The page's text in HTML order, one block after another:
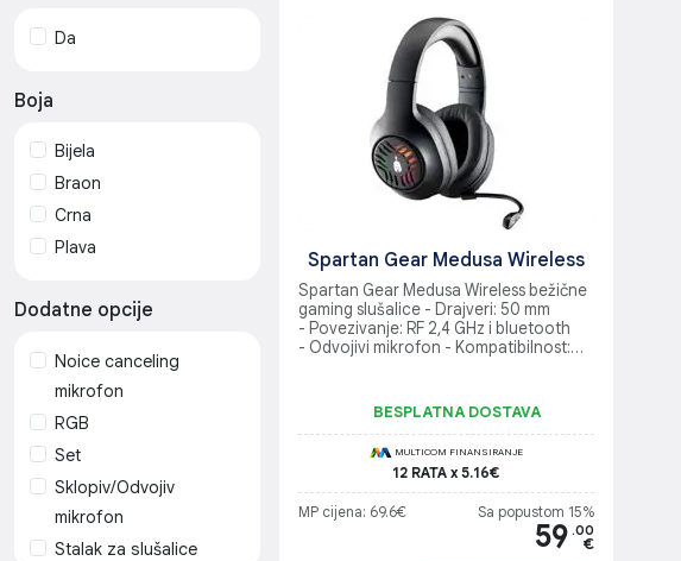
JBL
NZXT
ONIKUMA
PHOINKAS
Rampage
Razni proizvodjaci
REDRAGON
Spartan Gear
SteelSeries
SWISSTEN
Trust
Da
Boja
Bijela
Braon
Crna
Plava
Dodatne opcije
Noice canceling
mikrofon
RGB
Set
Sklopiv/Odvojiv
mikrofon
Stalak za slušalice
Spartan Gear Medusa Wireless
Spartan Gear Medusa Wireless bežične
gaming slušalice - Drajveri: 50 mm
- Povezivanje: RF 2,4 GHz i bluetooth
- Odvojivi mikrofon - Kompatibilnost:
BESPLATNA DOSTAVA
MULTICOM FINANSIRANJE
12 RATA x 5.16€
MP cijena: 69.6€ Sa popustom 15%
59 .00
€